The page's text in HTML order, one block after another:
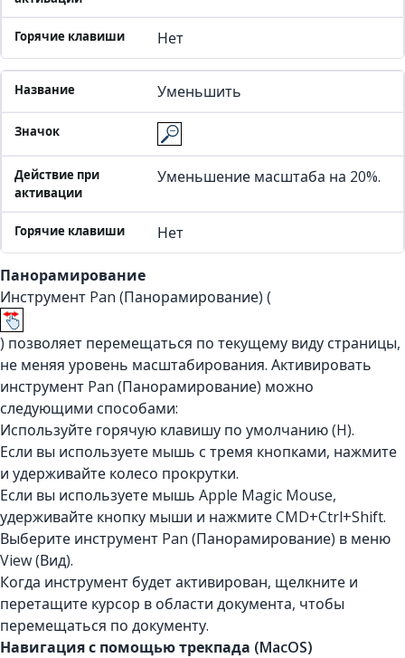
Нет
Уменьшить
Уменьшение масштаба на 20%.
Нет
Панорамирование
Инструмент Pan (Панорамирование) (
) позволяет перемещаться по текущему виду страницы,
не меняя уровень масштабирования. Активировать
инструмент Pan (Панорамирование) можно
следующими способами:
Используйте горячую клавишу по умолчанию (H).
Если вы используете мышь с тремя кнопками, нажмите
и удерживайте колесо прокрутки.
Если вы используете мышь Apple Magic Mouse,
удерживайте кнопку мыши и нажмите CMD+Ctrl+Shift.
Выберите инструмент Pan (Панорамирование) в меню
View (Вид).
Когда инструмент будет активирован, щелкните и
перетащите курсор в области документа, чтобы
перемещаться по документу.
Навигация с помощью трекпада (MacOS)